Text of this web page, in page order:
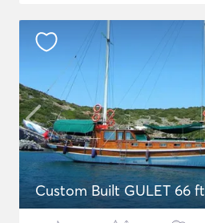
Custom Built GULET 66 ft